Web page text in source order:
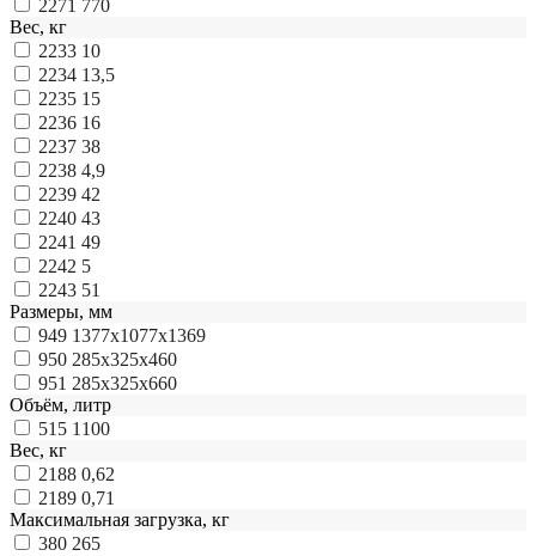
2271 770
Вес, кг
2233 10
2234 13,5
2235 15
2236 16
2237 38
2238 4,9
2239 42
2240 43
2241 49
2242 5
2243 51
Размеры, мм
949 1377x1077x1369
950 285х325х460
951 285х325х660
Объём, литр
515 1100
Вес, кг
2188 0,62
2189 0,71
Максимальная загрузка, кг
380 265